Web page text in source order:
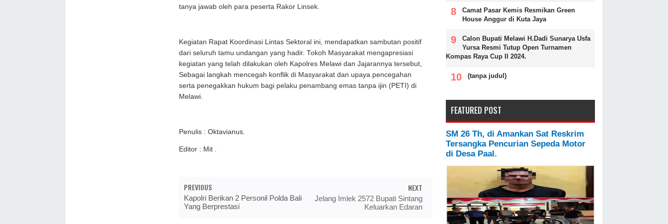
tanya jawab oleh para peserta Rakor Linsek.
Kegiatan Rapat Koordinasi Lintas Sektoral ini, mendapatkan sambutan positif
dari seluruh tamu undangan yang hadir. Tokoh Masyarakat mengapresiasi
kegiatan yang telah dilakukan oleh Kapolres Melawi dan Jajarannya tersebut,
Sebagai langkah mencegah konflik di Masyarakat dan upaya pencegahan
serta penegakkan hukum bagi pelaku penambang emas tanpa ijin (PETI) di
Melawi.
Penulis : Oktavianus.
Editor : Mit .
PREVIOUS
Kapolri Berikan 2 Personil Polda Bali
Yang Berprestasi
NEXT
Jelang Imlek 2572 Bupati Sintang
Keluarkan Edaran
Camat Pasar Kemis Resmikan Green
House Anggur di Kuta Jaya
Calon Bupati Melawi H.Dadi Sunarya Usfa
Yursa Resmi Tutup Open Turnamen
Kompas Raya Cup II 2024.
(tanpa judul)
FEATURED POST
SM 26 Th, di Amankan Sat Reskrim
Tersangka Pencurian Sepeda Motor
di Desa Paal.